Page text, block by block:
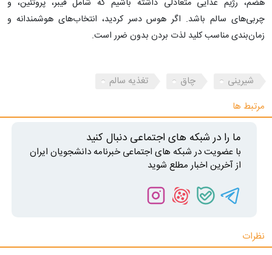
هضم، رژیم غذایی متعادلی داشته باشیم که شامل فیبر، پروتئین، و
چربی‌های سالم باشد. اگر هوس دسر کردید، انتخاب‌های هوشمندانه و
زمان‌بندی مناسب کلید لذت بردن بدون ضرر است.
شیرینی چاق
تغذیه سالم
مرتبط ها
ما را در شبکه های اجتماعی دنبال کنید
با عضویت در شبکه های اجتماعی خبرنامه دانشجویان ایران
از آخرین اخبار مطلع شوید
نظرات